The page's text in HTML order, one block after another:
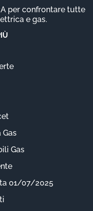
per confrontare tutte
e gas.
Gas
Gas
01/07/2025